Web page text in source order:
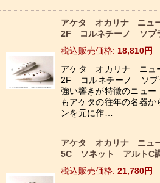
アケタ オカリナ ニュ
2F コルネチーノ ソプ
税込
: 18,810円
アケタ オカリナ ニュ
2F コルネチーノ ソプ
強い響きが特徴のニュー
もアケタの往年の名器か
ンを元に作…
アケタ オカリナ ニュ
5C ソネット アルトC
税込
: 21,780円